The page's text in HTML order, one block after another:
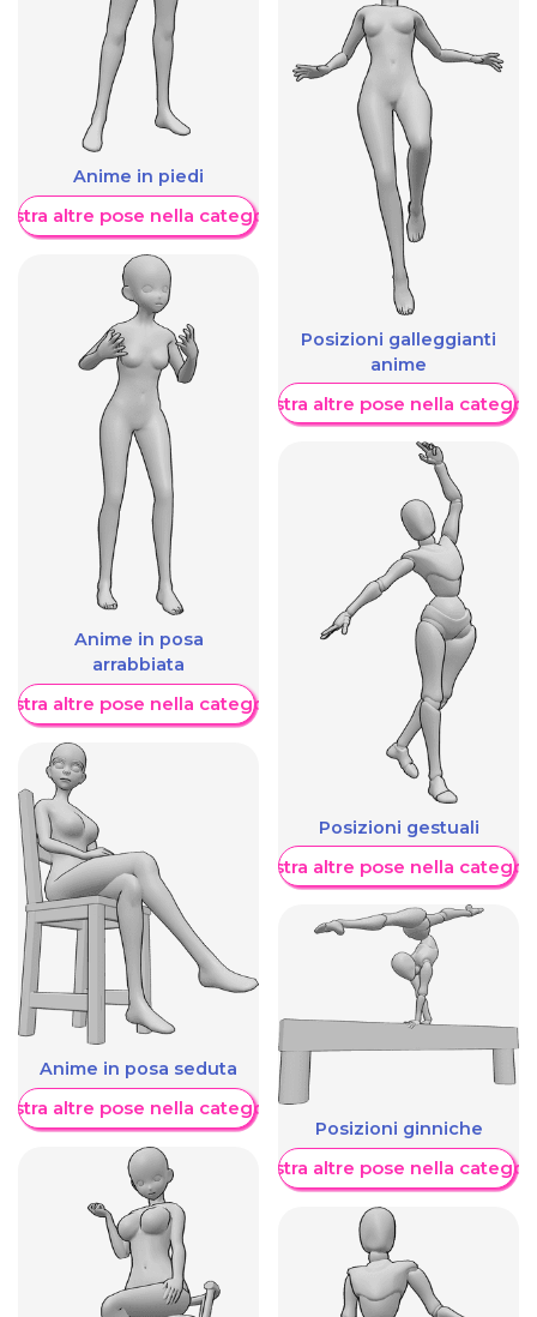
Anime in piedi
altre pose nella categoria
Anime in posa
arrabbiata
altre pose nella categoria
Anime in posa seduta
altre pose nella categoria
Posizioni galleggianti
anime
Mostra altre pose nella
Posizioni gestuali
Mostra altre pose nella
Posizioni ginniche
Mostra altre pose nella